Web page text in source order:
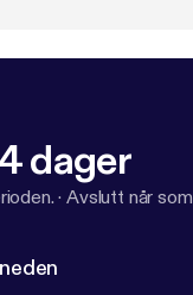
dager
·Avslutt når som